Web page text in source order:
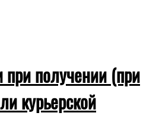
получении (при
курьерской